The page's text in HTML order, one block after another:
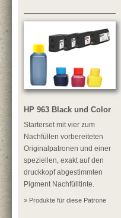
HP 963 Black und Color
Starterset mit vier zum
Nachfüllen vorbereiteten
Originalpatronen und einer
speziellen, exakt auf den
druckkopf abgestimmten
Pigment Nachfülltinte.
» Produkte für diese Patrone